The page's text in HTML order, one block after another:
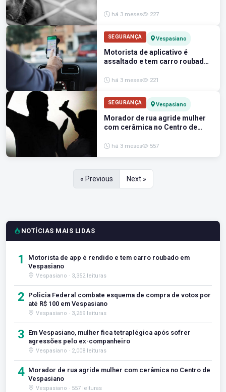
há 3 meses 227
SEGURANÇA Vespasiano
Motorista de aplicativo é
assaltado e tem carro roubado
há 3 meses 221
SEGURANÇA Vespasiano
Morador de rua agride mulher
com cerâmica no Centro de
há 3 meses 557
« Previous Next »
NOTÍCIAS MAIS LIDAS
1
Motorista de app é rendido e tem carro roubado em
Vespasiano
Vespasiano · 3,352 leituras
2 Policia Federal combate esquema de compra de votos por
até R$ 100 em Vespasiano
Vespasiano · 3,269 leituras
3 Em Vespasiano, mulher fica tetraplégica após sofrer
agressões pelo ex-companheiro
Vespasiano · 2,008 leituras
4 Morador de rua agride mulher com cerâmica no Centro de
Vespasiano
Vespasiano · 557 leituras